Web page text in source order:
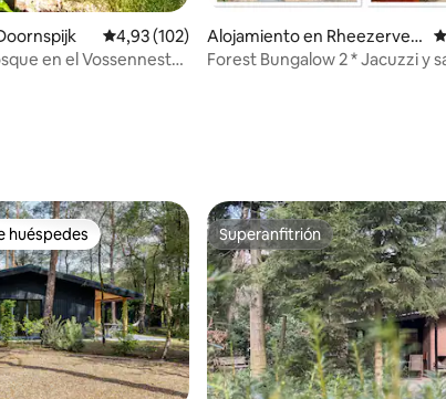
48 evaluaciones
Calificación promedio: 4,93 de 5. 102
4,93 (102)
en el Vossennest
Alojamiento en Rheezervee
n
Forest Bungalow 2 * Jacuzzi y
huéspedes más destacados
huéspedes Superanfitrión
Superanfitrión